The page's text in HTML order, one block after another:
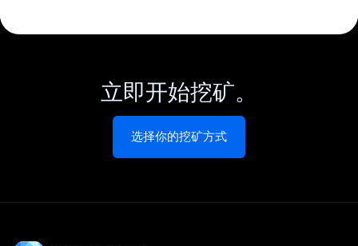
立即开始挖矿。
选择你的挖矿方式